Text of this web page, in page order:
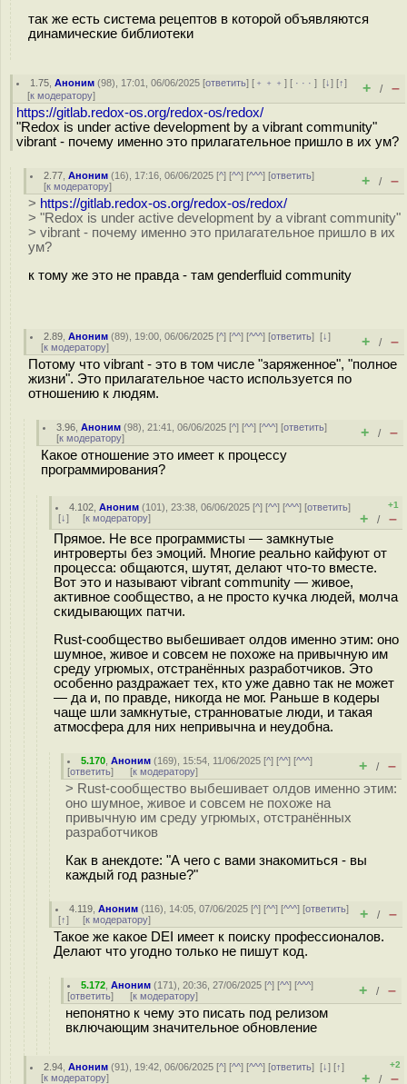
так же есть система рецептов в которой объявляются
динамические библиотеки
1.75 ,Аноним (98), 17:01, 06/06/2025 [ответить] [ ﹢﹢﹢] [ · · ·][↓] [↑]
[к модератору] + / –
https://gitlab.redox-os.org/redox-os/redox/
"Redox is under active development by a vibrant community"
vibrant - почему именно это прилагательное пришло в их ум?
2.77 ,Аноним (16), 17:16, 06/06/2025 [^] [^^] [^^^] [ответить]
[к модератору] + / –
> https://gitlab.redox-os.org/redox-os/redox/
> "Redox is under active development by a vibrant community"
> vibrant - почему именно это прилагательное пришло в их
ум?
к тому же это не правда - там genderfluid community
2.89 ,Аноним (89), 19:00, 06/06/2025 [^] [^^] [^^^] [ответить][↓]
[к модератору] + / –
Потому что vibrant - это в том числе "заряженное", "полное
жизни". Это прилагательное часто используется по
отношению к людям.
3.96 ,Аноним (98), 21:41, 06/06/2025 [^] [^^] [^^^] [ответить]
[к модератору] + / –
Какое отношение это имеет к процессу
программирования?
4.102 ,Аноним (101), 23:38, 06/06/2025 [^] [^^] [^^^] [ответить]
[↓] [к модератору]
+1
+ / –
Прямое. Не все программисты — замкнутые
интроверты без эмоций. Многие реально кайфуют от
процесса: общаются, шутят, делают что-то вместе.
Вот это и называют vibrant community — живое,
активное сообщество, а не просто кучка людей, молча
скидывающих патчи.
Rust-сообщество выбешивает олдов именно этим: оно
шумное, живое и совсем не похоже на привычную им
среду угрюмых, отстранённых разработчиков. Это
особенно раздражает тех, кто уже давно так не может
— да и, по правде, никогда не мог. Раньше в кодеры
чаще шли замкнутые, странноватые люди, и такая
атмосфера для них непривычна и неудобна.
5.170 ,Аноним (169), 15:54, 11/06/2025 [^] [^^] [^^^]
[ответить] [к модератору] + / –
> Rust-сообщество выбешивает олдов именно этим:
оно шумное, живое и совсем не похоже на
привычную им среду угрюмых, отстранённых
разработчиков
Как в анекдоте: "А чего с вами знакомиться - вы
каждый год разные?"
4.119 ,Аноним (116), 14:05, 07/06/2025 [^] [^^] [^^^] [ответить]
[↑] [к модератору] + / –
Такое же какое DЕI имеет к поиску профессионалов.
Делают что угодно только не пишут код.
5.172 ,Аноним (171), 20:36, 27/06/2025 [^] [^^] [^^^]
[ответить] [к модератору] + / –
непонятно к чему это писать под релизом
включающим значительное обновление
2.94 ,Аноним (91), 19:42, 06/06/2025 [^] [^^] [^^^] [ответить][↓] [↑]
[к модератору]
+2
+ / –